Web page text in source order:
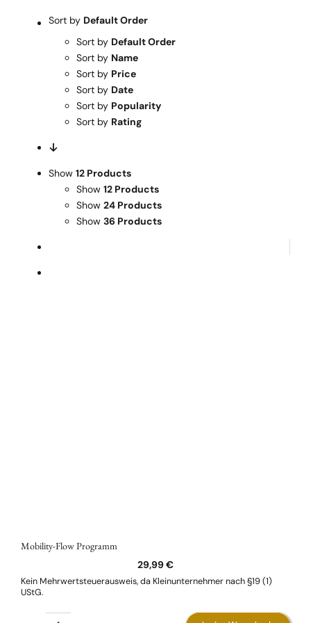
Sort by Default Order
Sort by Default Order
Sort by Name
Sort by Price
Sort by Date
Sort by Popularity
Sort by Rating
Show 12 Products
Show 12 Products
Show 24 Products
Show 36 Products
Mobility-Flow Programm
29,99€
Kein Mehrwertsteuerausweis, da Kleinunternehmer nach §19 (1)
UStG.